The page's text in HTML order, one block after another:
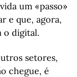
um «passo»
e que, agora,
o digital.
setores,
chegue, é